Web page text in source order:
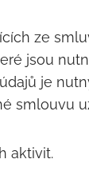
ze
jsou
je
smlouvu
aktivit.